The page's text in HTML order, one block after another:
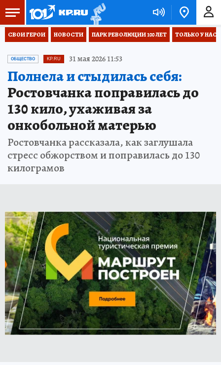
СВОИ ГЕРОИ НОВОСТИ ПАРК РЕВОЛЮЦИИ 100 ЛЕТ ТОЛЬКО У НАС
ОБЩЕСТВО KP.RU 31 мая 2026 11:53
Полнела и стыдилась себя:
Ростовчанка поправилась до
130 кило, ухаживая за
онкобольной матерью
Ростовчанка рассказала, как заглушала
стресс обжорством и поправилась до 130
килограмов